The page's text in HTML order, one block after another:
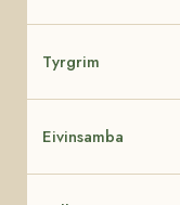
Tyrgrim
Eivinsamba